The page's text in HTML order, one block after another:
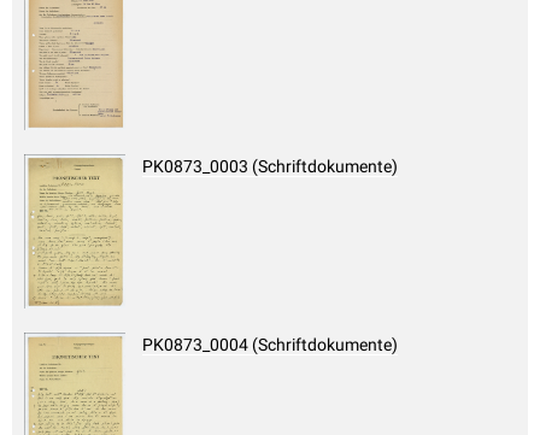
PK0873_0003 (Schriftdokumente)
PK0873_0004 (Schriftdokumente)